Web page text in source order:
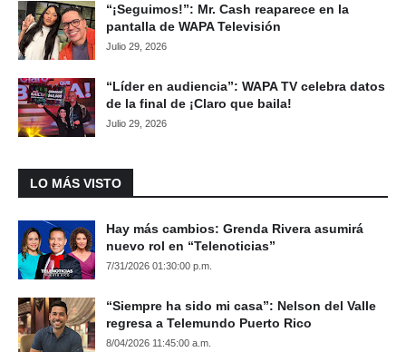
“¡Seguimos!”: Mr. Cash reaparece en la
pantalla de WAPA Televisión
Julio 29, 2026
“Líder en audiencia”: WAPA TV celebra datos
de la final de ¡Claro que baila!
Julio 29, 2026
LO MÁS VISTO
Hay más cambios: Grenda Rivera asumirá
nuevo rol en “Telenoticias”
7/31/2026 01:30:00 p.m.
“Siempre ha sido mi casa”: Nelson del Valle
regresa a Telemundo Puerto Rico
8/04/2026 11:45:00 a.m.